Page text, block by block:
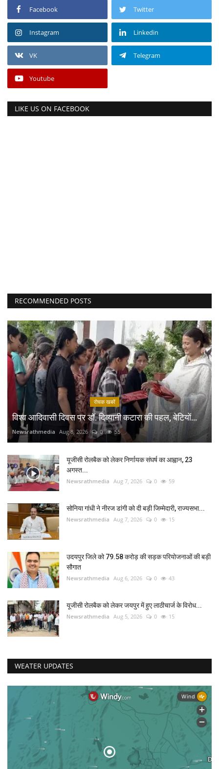
Facebook Twitter
Instagram Linkedin
VK Telegram
Youtube
LIKE US ON FACEBOOK
RECOMMENDED POSTS
रोचक खबरें
विश्व आदिवासी दिवस पर डॉ. दिव्यानी कटारा की पहल, बेटियों...
Newsrathmedia Aug 8, 2026 0 55
यूजीसी रोलबैक को लेकर निर्णायक संघर्ष का आह्वान, 23
अगस्त...
Newsrathmedia Aug 7, 2026 0 59
सोनिया गांधी ने नीरज डांगी को दी बड़ी जिम्मेदारी, राज्यसभा...
Newsrathmedia Aug 7, 2026 0 15
उदयपुर जिले को 79.58 करोड़ की सड़क परियोजनाओं की बड़ी
सौगात
Newsrathmedia Aug 6, 2026 0 43
यूजीसी रोलबैक को लेकर जयपुर में हुए लाठीचार्ज के विरोध...
Newsrathmedia Aug 5, 2026 0 15
WEATER UPDATES